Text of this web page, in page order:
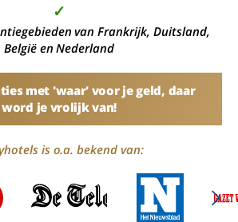
✓
van Frankrijk, Duitsland,
België en Nederland
met 'waar' voor je geld, daar
word je vrolijk van!
is o.a. bekend van: